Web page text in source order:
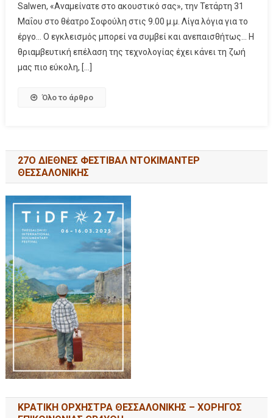
Salwen, «Aναμείνατε στο ακουστικό σας», την Τετάρτη 31
Μαΐου στο θέατρο Σοφούλη στις 9.00 μ.μ. Λίγα λόγια για το
έργο… Ο εγκλεισμός μπορεί να συμβεί και ανεπαισθήτως… Η
θριαμβευτική επέλαση της τεχνολογίας έχει κάνει τη ζωή
μας πιο εύκολη, […]
Όλο το άρθρο
27Ο ΔΙΕΘΝΕΣ ΦΕΣΤΙΒΑΛ ΝΤΟΚΙΜΑΝΤΕΡ
ΘΕΣΣΑΛΟΝΙΚΗΣ
ΚΡΑΤΙΚΗ ΟΡΧΗΣΤΡΑ ΘΕΣΣΑΛΟΝΙΚΗΣ – ΧΟΡΗΓΟΣ